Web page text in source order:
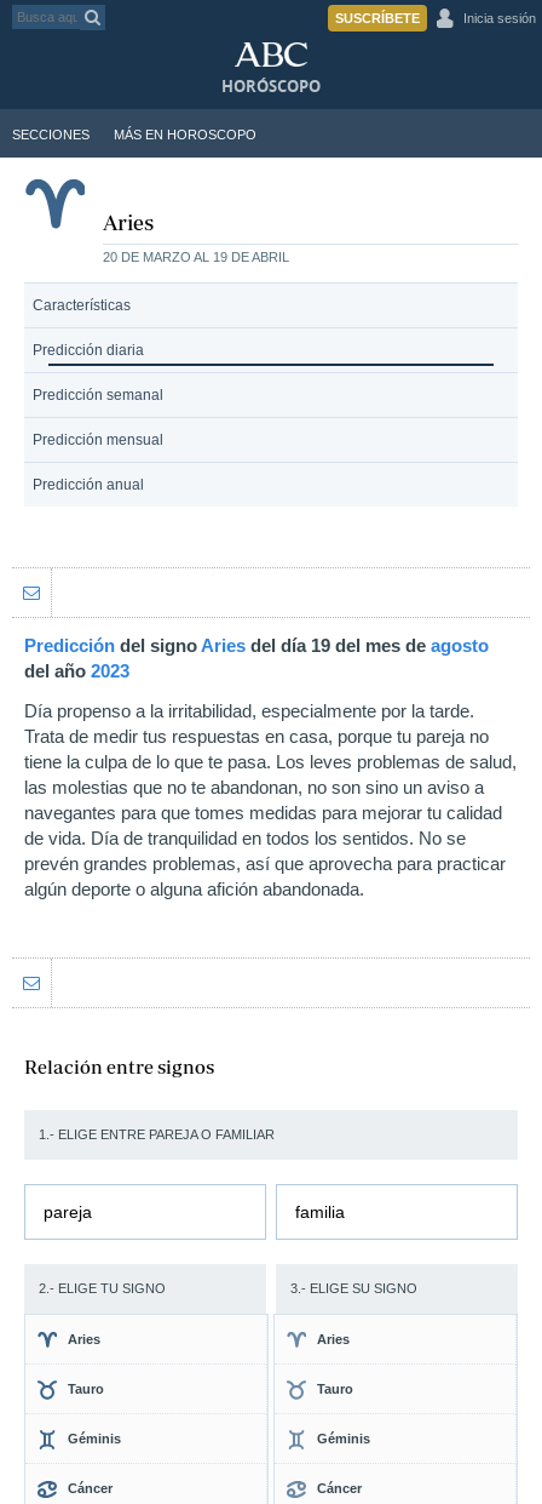
SUSCRÍBETE Inicia sesión
SECCIONES MÁS EN HOROSCOPO
HORÓSCOPO
Aries
20 DE MARZO AL 19 DE ABRIL
Características
Predicción diaria
Predicción semanal
Predicción mensual
Predicción anual
Predicción del signoAries del día 19 del mes de agosto
del año 2023
Día propenso a la irritabilidad, especialmente por la tarde.
Trata de medir tus respuestas en casa, porque tu pareja no
tiene la culpa de lo que te pasa. Los leves problemas de salud,
las molestias que no te abandonan, no son sino un aviso a
navegantes para que tomes medidas para mejorar tu calidad
de vida. Día de tranquilidad en todos los sentidos. No se
prevén grandes problemas, así que aprovecha para practicar
algún deporte o alguna afición abandonada.
Relación entre signos
1.- ELIGE ENTRE PAREJA O FAMILIAR
pareja familia
2.- ELIGE TU SIGNO 3.- ELIGE SU SIGNO
Aries
Tauro
Géminis
Cáncer
Aries
Tauro
Géminis
Cáncer